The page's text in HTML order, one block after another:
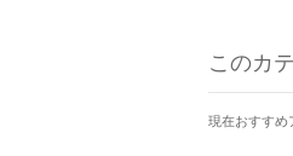
このカ
現在おすすめ